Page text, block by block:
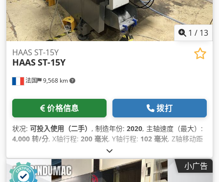
1 / 13
法国 9,568 km
HAAS ST-15Y
HAASST-15Y
价格信息 拨打
状况: 可投入使用（二手） , 制造年份: 2020, 主轴速度（最大）:
4,000 转/分, X轴行程: 200 毫米, Y轴行程: 102 毫米, Z轴移动距
14,900 瓦特
小广告